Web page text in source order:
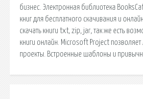
бизнес. Электронная библиотека
книг для бесплатного скачивания и
скачать книги txt, zip, jar, так же есть
книги онлайн. Microsoft Project позволяет
проекты. Встроенные шаблоны и